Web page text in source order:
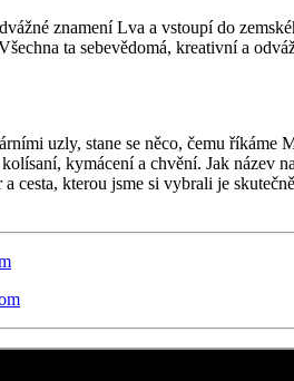
znamení Lva a vstoupí do
ta sebevědomá, kreativní a
uzly, stane se něco, čemu
kymácení a chvění. Jak název
cesta, kterou jsme si vybrali je